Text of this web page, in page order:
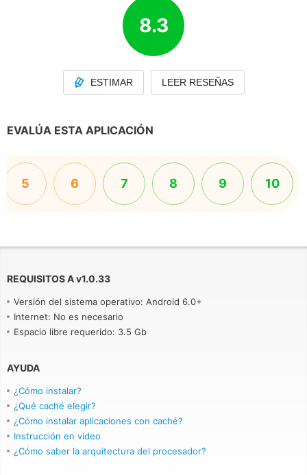
8.3
ESTIMAR LEER RESEÑAS
EVALÚA ESTA APLICACIÓN
5 6 7 8 9 10
REQUISITOS Av1.0.33
Versión del sistema operativo: Android 6.0+
Internet: No es necesario
Espacio libre requerido: 3.5 Gb
AYUDA
¿Cómo instalar?
¿Qué caché elegir?
¿Cómo instalar aplicaciones con caché?
Instrucción en video
¿Cómo saber la arquitectura del procesador?